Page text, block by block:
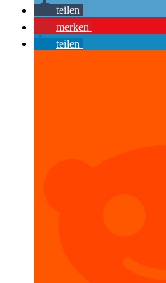
teilen
merken
teilen